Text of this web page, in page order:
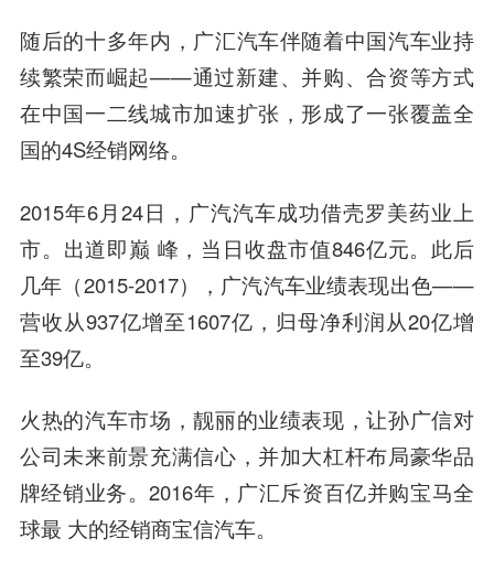
随后的十多年内，广汇汽车伴随着中国汽车业持
续繁荣而崛起——通过新建、并购、合资等方式
在中国一二线城市加速扩张，形成了一张覆盖全
国的4S经销网络。
2015年6月24日，广汽汽车成功借壳罗美药业上
市。出道即巅 峰，当日收盘市值846亿元。此后
几年（2015-2017），广汽汽车业绩表现出色——
营收从937亿增至1607亿，归母净利润从20亿增
至39亿。
火热的汽车市场，靓丽的业绩表现，让孙广信对
公司未来前景充满信心，并加大杠杆布局豪华品
牌经销业务。2016年，广汇斥资百亿并购宝马全
球最 大的经销商宝信汽车。